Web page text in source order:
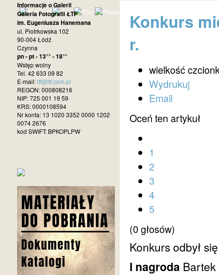
Konkurs
r.
wielkość
Wydrukuj
Email
Oceń ten artykuł
1
2
3
4
5
(0 głosów)
Konkurs odbył
I nagroda
Informacje o Galerii
Galeria Fotografii ŁTF
im. Eugeniusza Hanemana
ul. Piotrkowska 102
90-004 Łódź
Czynna
pn - pt - 13°° - 18°°
Wstęp wolny
Tel. 42 633 09 82
E-mail:ltf@ltf.com.pl
REGON: 000808216
NIP: 725 001 19 59
KRS: 0000108594
Nr konta: 13 1020 3352 0000 1202
0074 2676
kod SWIFT: BPKOPLPW